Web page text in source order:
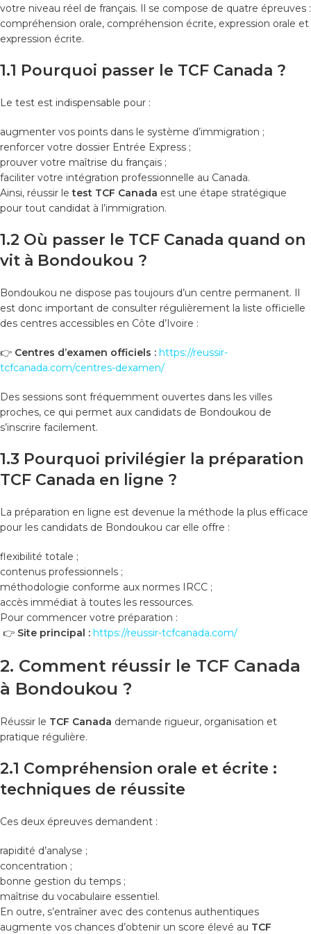
votre niveau réel de français. Il se compose de quatre épreuves :
compréhension orale, compréhension écrite, expression orale et
expression écrite.
1.1 Pourquoi passer le TCF Canada ?
Le test est indispensable pour :
augmenter vos points dans le système d’immigration ;
renforcer votre dossier Entrée Express ;
prouver votre maîtrise du français ;
faciliter votre intégration professionnelle au Canada.
Ainsi, réussir letest TCF Canada est une étape stratégique
pour tout candidat à l’immigration.
1.2 Où passer le TCF Canada quand on
vit à Bondoukou ?
Bondoukou ne dispose pas toujours d’un centre permanent. Il
est donc important de consulter régulièrement la liste officielle
des centres accessibles en Côte d’Ivoire :
👉 Centres d’examen officiels : https://reussir-
tcfcanada.com/centres-dexamen/
Des sessions sont fréquemment ouvertes dans les villes
proches, ce qui permet aux candidats de Bondoukou de
s’inscrire facilement.
1.3 Pourquoi privilégier la préparation
TCF Canada en ligne ?
La préparation en ligne est devenue la méthode la plus efficace
pour les candidats de Bondoukou car elle offre :
flexibilité totale ;
contenus professionnels ;
méthodologie conforme aux normes IRCC ;
accès immédiat à toutes les ressources.
Pour commencer votre préparation :
👉 Site principal : https://reussir-tcfcanada.com/
2. Comment réussir le TCF Canada
à Bondoukou ?
Réussir le TCF Canada demande rigueur, organisation et
pratique régulière.
2.1 Compréhension orale et écrite :
techniques de réussite
Ces deux épreuves demandent :
rapidité d’analyse ;
concentration ;
bonne gestion du temps ;
maîtrise du vocabulaire essentiel.
En outre, s’entraîner avec des contenus authentiques
augmente vos chances d’obtenir un score élevé au TCF